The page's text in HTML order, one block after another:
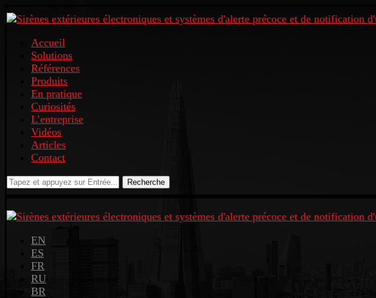
Accueil
Solutions
Références
Produits
En pratique
Curiosités
L’entreprise
Vidéos
Articles
Contact
Recherche
EN
ES
FR
RU
BR